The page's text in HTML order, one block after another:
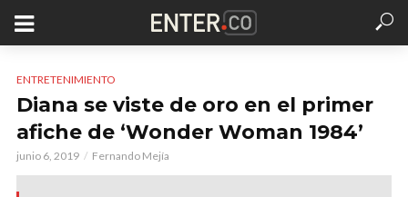
ENTRETENIMIENTO
Diana se viste de oro en el primer
afiche de ‘Wonder Woman 1984’
junio 6, 2019 Fernando Mejía